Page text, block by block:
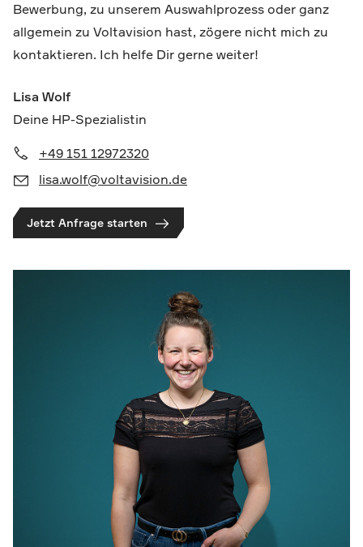
Bewerbung, zu unserem Auswahlprozess oder ganz
allgemein zu Voltavision hast, zögere nicht mich zu
kontaktieren. Ich helfe Dir gerne weiter!
Lisa Wolf
Deine HP-Spezialistin
+49 151 12972320
lisa.wolf@voltavision.de
Jetzt Anfrage starten